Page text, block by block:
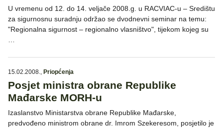
U vremenu od 12. do 14. veljače 2008.g. u RACVIAC-u – Središtu
za sigurnosnu suradnju održao se dvodnevni seminar na temu:
"Regionalna sigurnost – regionalno vlasništvo", tijekom kojeg su
…
15.02.2008., Priopćenja
Posjet ministra obrane Republike
Mađarske MORH-u
Izaslanstvo Ministarstva obrane Republike Mađarske,
predvođeno ministrom obrane dr. Imrom Szekeresom, posjetilo je